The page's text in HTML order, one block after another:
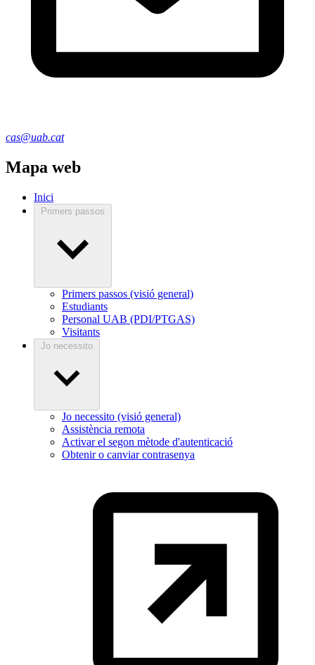
cas@uab.cat
Mapa web
Inici
Primers passos
Primers passos (visió general)
Estudiants
Personal UAB (PDI/PTGAS)
Visitants
Jo necessito
Jo necessito (visió general)
Assistència remota
Activar el segon mètode d'autenticació
Obtenir o canviar contrasenya